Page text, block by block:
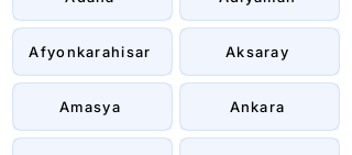
Afyonkarahisar
Amasya
Aksaray
Ankara